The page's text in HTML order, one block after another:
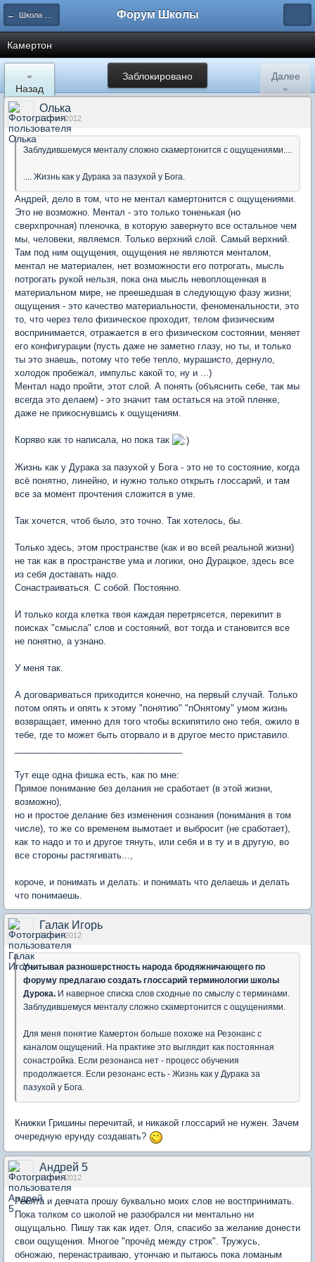
← Школа Холистического Сознания Форум Школы
Камертон
Заблокировано
«
Назад
Далее
»
Олька
12 сен 2012
Заблудившемуся менталу сложно скамертонится с ощущениями....
.... Жизнь как у Дурака за пазухой у Бога.
Андрей, дело в том, что не ментал камертонится с ощущениями.
Это не возможно. Ментал - это только тоненькая (но
сверхпрочная) пленочка, в которую завернуто все остальное чем
мы, человеки, являемся. Только верхний слой. Самый верхний.
Там под ним ощущения, ощущения не являются менталом,
ментал не материален, нет возможности его потрогать, мысль
потрогать рукой нельзя, пока она мысль невоплощенная в
материальном мире, не преешедшая в следующую фазу жизни;
ощущения - это качество материальности, феноменальности, это
то, что через тело физическое проходит, телом физическим
воспринимается, отражается в его физическом состоянии, меняет
его конфигурации (пусть даже не заметно глазу, но ты, и только
ты это знаешь, потому что тебе тепло, мурашисто, дернуло,
холодок пробежал, импульс какой то, ну и ...)
Ментал надо пройти, этот слой. А понять (объяснить себе, так мы
всегда это делаем) - это значит там остаться на этой пленке,
даже не прикоснувшись к ощущениям.
Коряво как то написала, но пока так
Жизнь как у Дурака за пазухой у Бога - это не то состояние, когда
всё понятно, линейно, и нужно только открыть глоссарий, и там
все за момент прочтения сложится в уме.
Так хочется, чтоб было, это точно. Так хотелось, бы.
Только здесь, этом пространстве (как и во всей реальной жизни)
не так как в пространстве ума и логики, оно Дурацкое, здесь все
из себя доставать надо.
Сонастраиваться. С собой. Постоянно.
И только когда клетка твоя каждая перетрясется, перекипит в
поисках "смысла" слов и состояний, вот тогда и становится все
не понятно, а узнано.
У меня так.
А договариваться приходится конечно, на первый случай. Только
потом опять и опять к этому "понятию" "пОнятому" умом жизнь
возвращает, именно для того чтобы вскипятило оно тебя, ожило в
тебе, где то может быть оторвало и в другое место приставило.
Тут еще одна фишка есть, как по мне:
Прямое понимание без делания не сработает (в этой жизни,
возможно),
но и простое делание без изменения сознания (понимания в том
числе), то же со временем вымотает и выбросит (не сработает),
как то надо и то и другое тянуть, или себя и в ту и в другую, во
все стороны растягивать...,
короче, и понимать и делать: и понимать что делаешь и делать
что понимаешь.
Галак Игорь
12 сен 2012
Учитывая разношерстность народа бродяжничающего по
форуму предлагаю создать глоссарий терминологии школы
Дурока. И наверное списка слов сходные по смыслу с терминами.
Заблудившемуся менталу сложно скамертонится с ощущениями.
Для меня понятие Камертон больше похоже на Резонанс с
каналом ощущений. На практике это выглядит как постоянная
сонастройка. Если резонанса нет - процесс обучения
продолжается. Если резонанс есть - Жизнь как у Дурака за
пазухой у Бога.
Книжки Гришины перечитай, и никакой глоссарий не нужен. Зачем
очередную ерунду создавать?
Андрей 5
12 сен 2012
Ребята и девчата прошу буквально моих слов не востпринимать.
Пока толком со школой не разобрался ни ментально ни
ощущально. Пишу так как идет. Оля, спасибо за желание донести
свои ощущения. Многое "прочёд между строк". Тружусь,
обножаю, перенастраиваю, утончаю и пытаюсь пока ломаным